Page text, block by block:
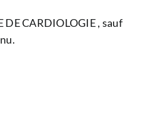
CARDIOLOGIE , sauf